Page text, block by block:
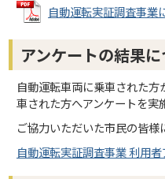
自動運転実証調査事業
アンケートの結果に
自動運転車両に乗車された
車された方へアンケートを実
ご協力いただいた市民の皆様
自動運転実証調査事業 利用